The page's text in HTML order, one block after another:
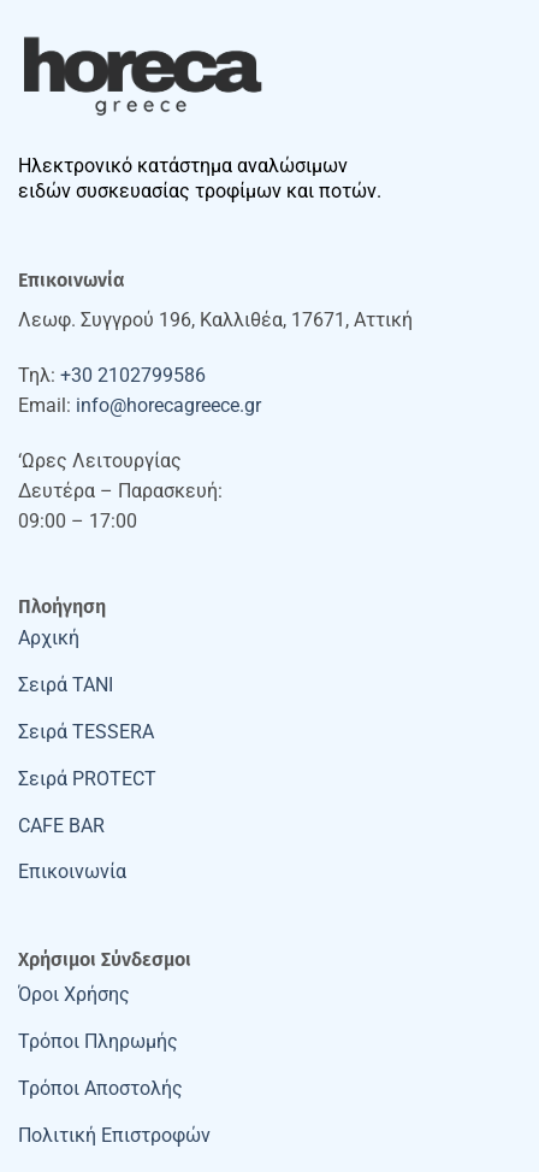
Ηλεκτρονικό κατάστημα αναλώσιμων
ειδών συσκευασίας τροφίμων και ποτών.
Επικοινωνία
Λεωφ. Συγγρού 196, Καλλιθέα, 17671, Αττική
Τηλ: +30 2102799586
Email: info@horecagreece.gr
‘Ωρες Λειτουργίας
Δευτέρα – Παρασκευή:
09:00 – 17:00
Πλοήγηση
Αρχική
Σειρά TANI
Σειρά TESSERA
Σειρά PROTECT
CAFE BAR
Επικοινωνία
Χρήσιμοι Σύνδεσμοι
Όροι Χρήσης
Τρόποι Πληρωμής
Τρόποι Αποστολής
Πολιτική Επιστροφών